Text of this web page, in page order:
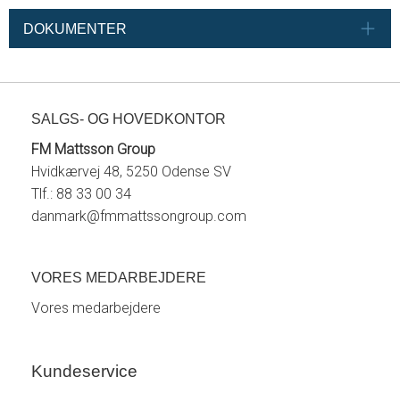
DOKUMENTER
SALGS- OG HOVEDKONTOR
FM Mattsson Group
Hvidkærvej 48, 5250 Odense SV
Tlf.: 88 33 00 34
danmark@fmmattssongroup.com
VORES MEDARBEJDERE
Vores medarbejdere
Kundeservice